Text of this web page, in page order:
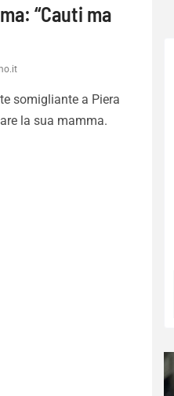
“Cauti ma
somigliante a Piera
la sua mamma.